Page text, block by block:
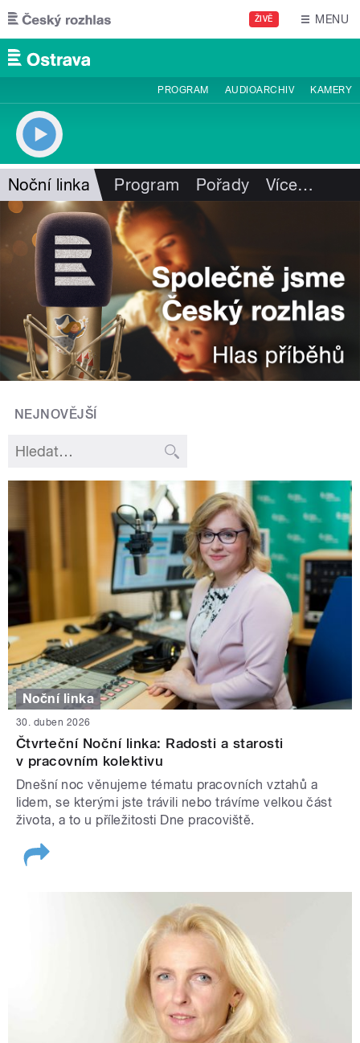
Přejít k hlavnímu obsahu
ŽIVĚ MENU
PROGRAM AUDIOARCHIV KAMERY
Noční linka Program Pořady Více…
NEJNOVĚJŠÍ
Noční linka
30. duben 2026
Čtvrteční Noční linka: Radosti a starosti
v pracovním kolektivu
Dnešní noc věnujeme tématu pracovních vztahů a
lidem, se kterými jste trávili nebo trávíme velkou část
života, a to u příležitosti Dne pracoviště.